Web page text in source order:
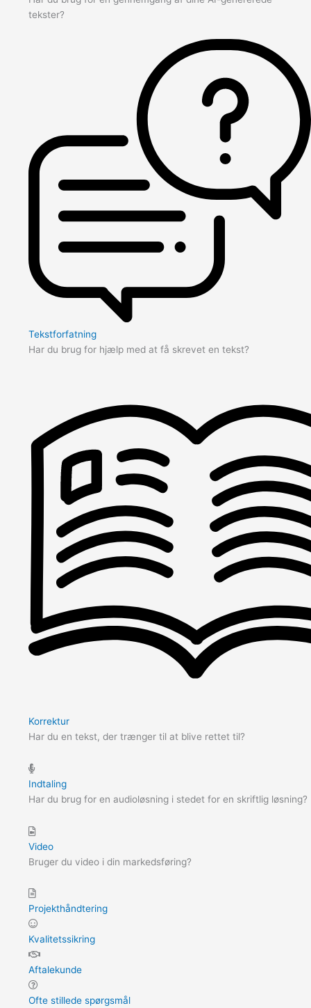
tekster?
Tekstforfatning
Har du brug for hjælp med at få skrevet en tekst?
Korrektur
Har du en tekst, der trænger til at blive rettet til?
Indtaling
Har du brug for en audioløsning i stedet for en skriftlig løsning?
Video
Bruger du video i din markedsføring?
Projekthåndtering
Kvalitetssikring
Aftalekunde
Ofte stillede spørgsmål